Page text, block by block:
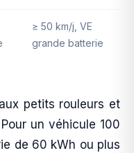
≥ 50 km/j, VE
grande batterie
petits rouleurs et
un véhicule 100
de 60 kWh ou plus